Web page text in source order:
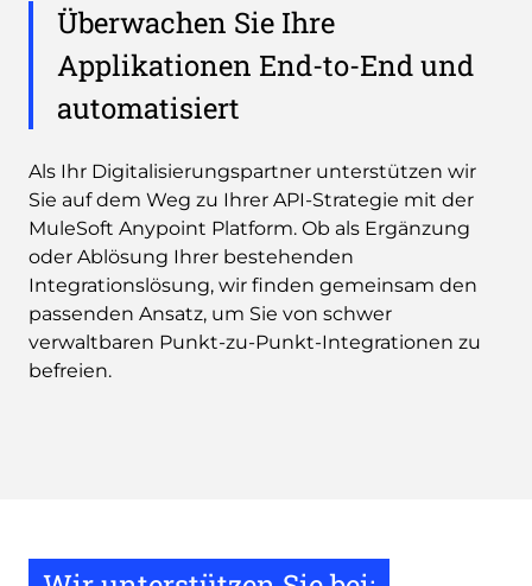
Überwachen Sie Ihre
Applikationen End-to-End und
automatisiert
Als Ihr Digitalisierungspartner unterstützen wir
Sie auf dem Weg zu Ihrer API-Strategie mit der
MuleSoft Anypoint Platform. Ob als Ergänzung
oder Ablösung Ihrer bestehenden
Integrationslösung, wir finden gemeinsam den
passenden Ansatz, um Sie von schwer
verwaltbaren Punkt-zu-Punkt-Integrationen zu
befreien.